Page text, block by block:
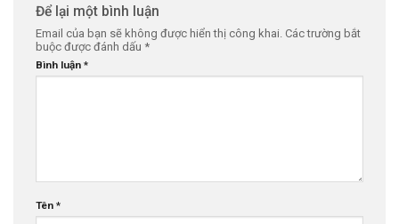
Để lại một bình luận
Email của bạn sẽ không được hiển thị công khai. Các trường bắt
buộc được đánh dấu *
Bình luận *
Tên *